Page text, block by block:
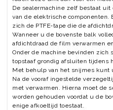
De sealermachine zelf bestaat
van de elektrische
zich de PTFE-tape die de
Wanneer u de bovenste balk
afdichtdraad de film verwarmen
Onder de machine bevinden zich
topstaaf grondig afsluiten tijdens
Met behulp van het snijmes kunt
Na de vooraf ingestelde
met verwarmen. Hierna moet de
worden gehouden voordat u de
enige afkoeltijd toestaat.